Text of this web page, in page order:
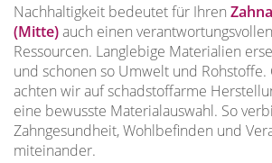
Nachhaltigkeit bedeutet für Ihren
(Mitte)auch einen
Ressourcen. Langlebige Materialien
und schonen so Umwelt und Rohstoffe.
achten wir auf schadstoffarme
eine bewusste Materialauswahl. So
Zahngesundheit, Wohlbefinden und
miteinander.